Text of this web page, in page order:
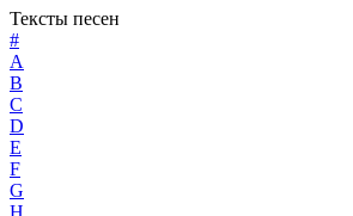
Тексты песен
#
A
B
C
D
E
F
G
H